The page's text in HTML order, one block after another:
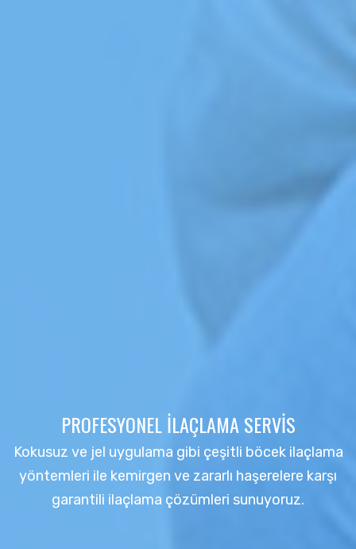
PROFESYONEL İLAÇLAMA SERVIS
Kokusuz ve jel uygulama gibi çeşitli böcek ilaçlama
yöntemleri ile kemirgen ve zararlı haşerelere karşı
garantili ilaçlama çözümleri sunuyoruz.